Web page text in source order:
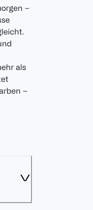
–
als
–